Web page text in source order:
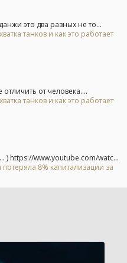
это два разных не то...
танков и как это работает
от человека....
танков и как это работает
) https://www.youtube.com/watc...
8% капитализации за